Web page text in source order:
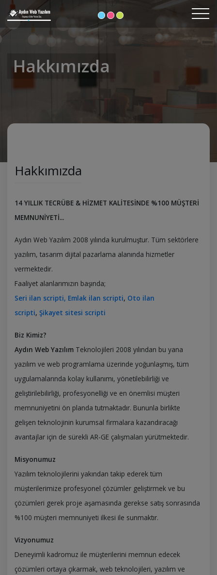
Hakkımızda
Hakkımızda
14 YILLIK TECRÜBE & HİZMET KALİTESİNDE %100 MÜŞTERİ
MEMNUNİYETİ...
Aydın Web Yazılım 2008 yılında kurulmuştur. Tüm sektörlere
yazılım, tasarım dijital pazarlama alanında hizmetler
vermektedir.
Faaliyet alanlarımızın başında;
Seri ilan scripti, Emlak ilan scripti, Oto ilan
scripti, Şikayet sitesi scripti
Biz Kimiz?
Aydın Web Yazılım Teknolojileri 2008 yılından bu yana
yazılım ve web programlama üzerinde yoğunlaşmış, tüm
uygulamalarında kolay kullanımı, yönetilebilirliği ve
geliştirilebilirliği, profesyonelliği ve en önemlisi müşteri
memnuniyetini ön planda tutmaktadır. Bununla birlikte
gelişen teknolojinin kurumsal firmalara kazandıracağı
avantajlar için de sürekli AR-GE çalışmaları yürütmektedir.
Misyonumuz
Yazılım teknolojilerini yakından takip ederek tüm
müşterilerimize profesyonel çözümler geliştirmek ve bu
çözümleri gerek proje aşamasında gerekse satış sonrasında
%100 müşteri memnuniyeti ilkesi ile sunmaktır.
Vizyonumuz
Deneyimli kadromuz ile müşterilerini memnun edecek
çözümleri ortaya çıkarmak, web teknolojileri, yazılım ve